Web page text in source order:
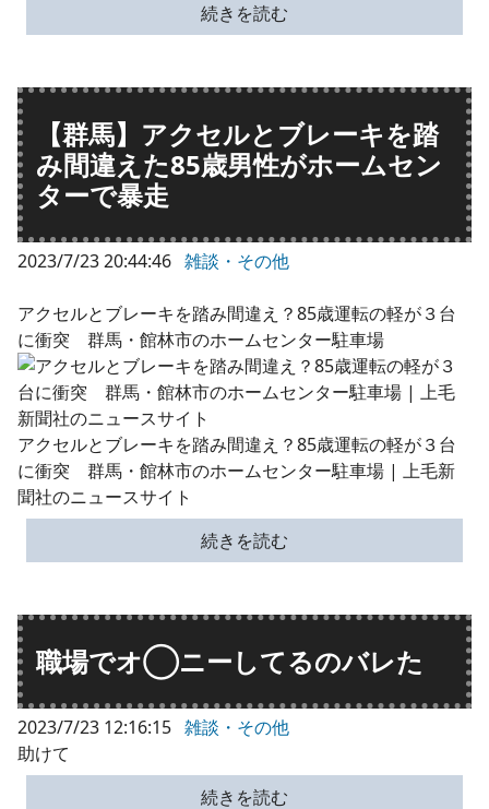
続きを読む
【群馬】アクセルとブレーキを踏
み間違えた85歳男性がホームセン
ターで暴走
2023/7/23 20:44:46 雑談・その他
アクセルとブレーキを踏み間違え？85歳運転の軽が３台
に衝突 群馬・館林市のホームセンター駐車場
アクセルとブレーキを踏み間違え？85歳運転の軽が３台
に衝突 群馬・館林市のホームセンター駐車場 | 上毛新
聞社のニュースサイト
続きを読む
職場でオ◯ニーしてるのバレた
2023/7/23 12:16:15 雑談・その他
助けて
続きを読む